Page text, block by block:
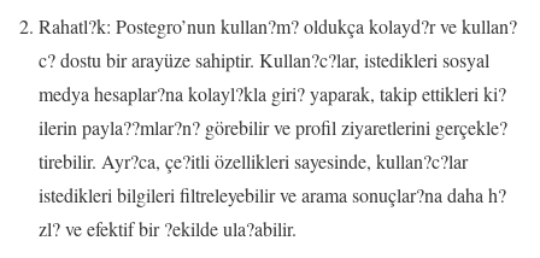
Rahatl?k: Postegro’nun kullan?m? oldukça kolayd?r ve kullan?
c? dostu bir arayüze sahiptir. Kullan?c?lar, istedikleri sosyal
medya hesaplar?na kolayl?kla giri? yaparak, takip ettikleri ki?
ilerin payla??mlar?n? görebilir ve profil ziyaretlerini gerçekle?
tirebilir. Ayr?ca, çe?itli özellikleri sayesinde, kullan?c?lar
istedikleri bilgileri filtreleyebilir ve arama sonuçlar?na daha h?
zl? ve efektif bir ?ekilde ula?abilir.